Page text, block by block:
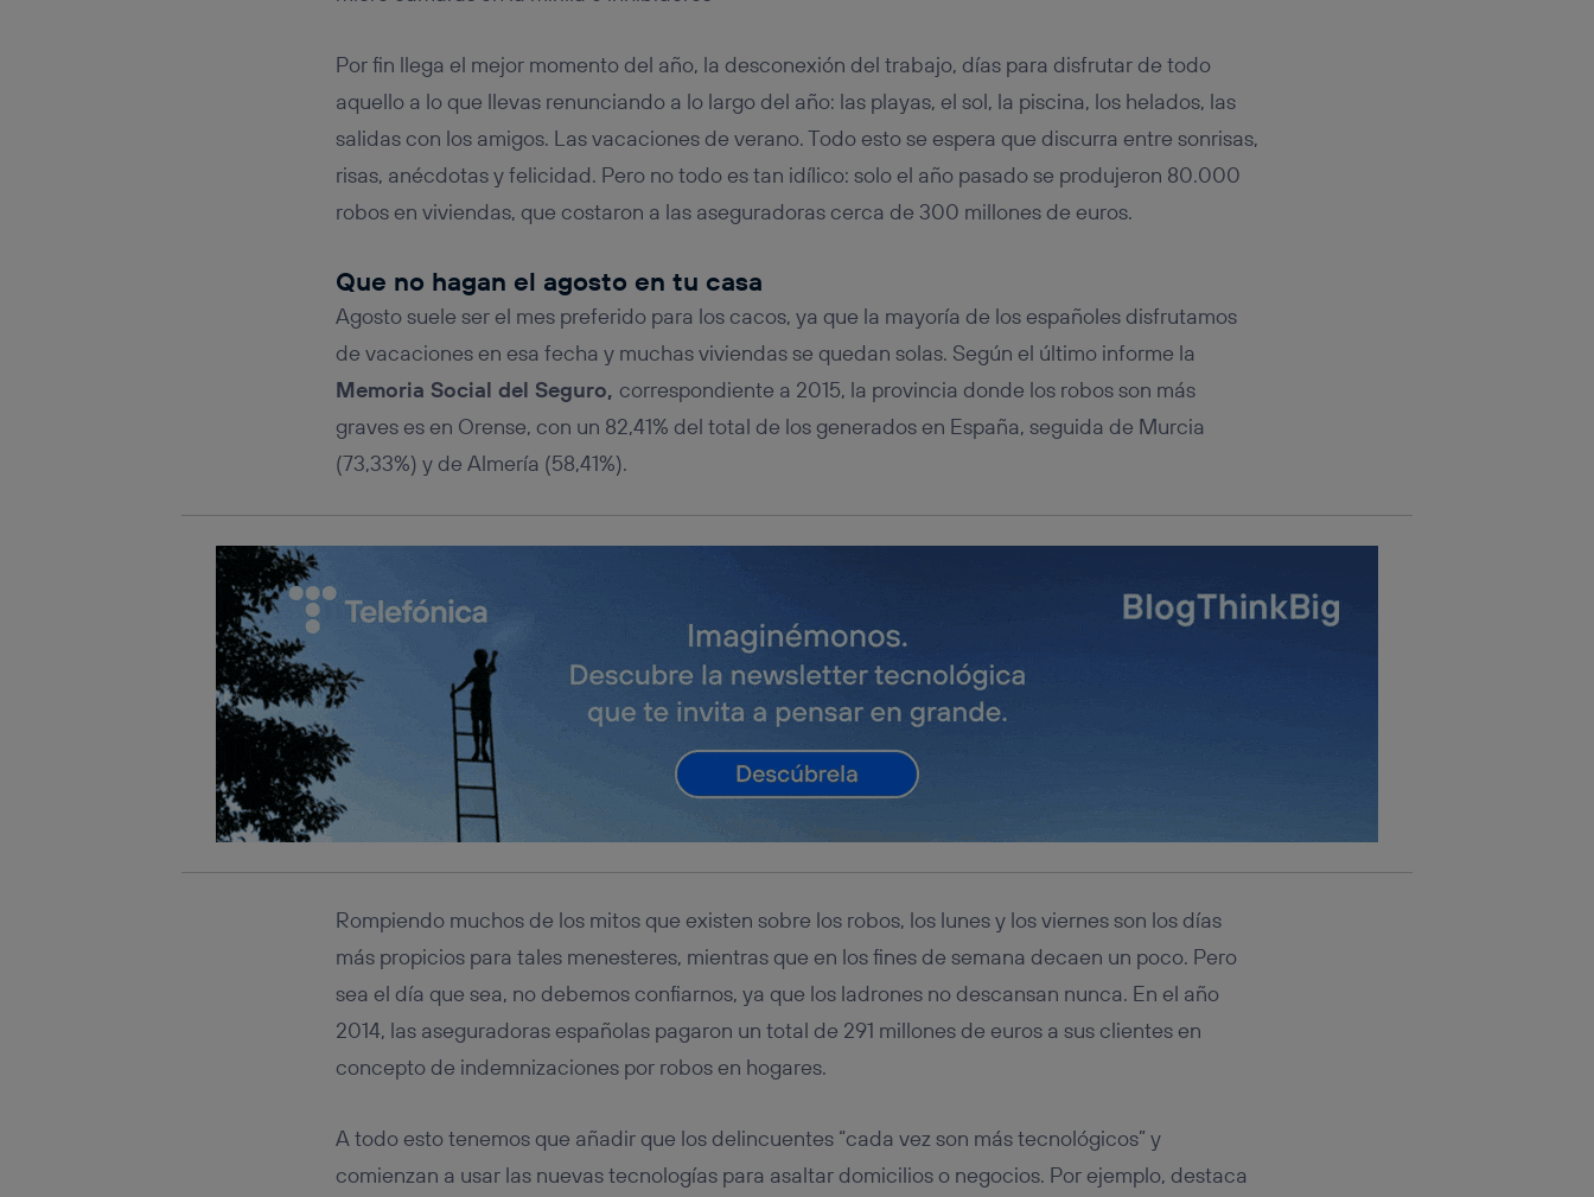
Por fin llega el mejor momento del año, la desconexión del trabajo, días para disfrutar de todo
aquello a lo que llevas renunciando a lo largo del año: las playas, el sol, la piscina, los helados, las
salidas con los amigos. Las vacaciones de verano. Todo esto se espera que discurra entre sonrisas,
risas, anécdotas y felicidad. Pero no todo es tan idílico: solo el año pasado se produjeron 80.000
robos en viviendas, que costaron a las aseguradoras cerca de 300 millones de euros.
Que no hagan el agosto en tu casa
Agosto suele ser el mes preferido para los cacos, ya que la mayoría de los españoles disfrutamos
de vacaciones en esa fecha y muchas viviendas se quedan solas. Según el último informe la
Memoria Social del Seguro, correspondiente a 2015, la provincia donde los robos son más
graves es en Orense, con un 82,41% del total de los generados en España, seguida de Murcia
(73,33%) y de Almería (58,41%).
Rompiendo muchos de los mitos que existen sobre los robos, los lunes y los viernes son los días
más propicios para tales menesteres, mientras que en los fines de semana decaen un poco. Pero
sea el día que sea, no debemos confiarnos, ya que los ladrones no descansan nunca. En el año
2014, las aseguradoras españolas pagaron un total de 291 millones de euros a sus clientes en
concepto de indemnizaciones por robos en hogares.
A todo esto tenemos que añadir que los delincuentes “cada vez son más tecnológicos” y
comienzan a usar las nuevas tecnologías para asaltar domicilios o negocios. Por ejemplo, destaca
Si utilizas una
conexión de banda ancha
(p. ej., Wi-Fi), el marketing o análisis se
realizará en función de las actividades de navegación de los miembros del hogar que
hayan dado su consentimiento.
Si utilizas
, el marketing será más personalizado, ya que se basará
únicamente en la navegación del usuario del móvil.
Puedes gestionar los consentimientos Utiq seleccionando “Administrar Utiq” en la parte